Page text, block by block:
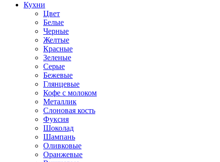
Кухни
Цвет
Белые
Черные
Желтые
Красные
Зеленые
Серые
Бежевые
Глянцевые
Кофе с молоком
Металлик
Слоновая кость
Фуксия
Шоколад
Шампань
Оливковые
Оранжевые